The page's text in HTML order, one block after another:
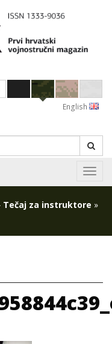
English
Tečaj za instruktore »